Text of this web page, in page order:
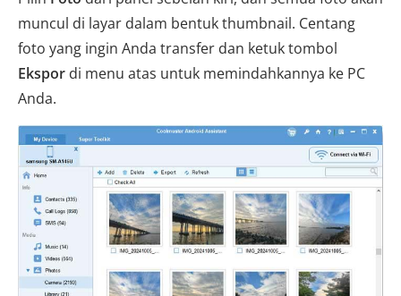
muncul di layar dalam bentuk thumbnail. Centang
foto yang ingin Anda transfer dan ketuk tombol
Ekspor di menu atas untuk memindahkannya ke PC
Anda.